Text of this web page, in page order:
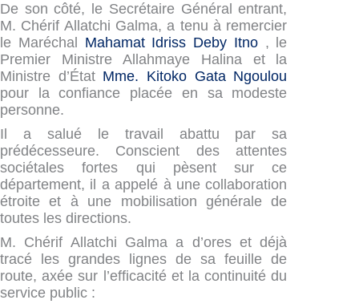
De son côté, le Secrétaire Général entrant,
M. Chérif Allatchi Galma, a tenu à remercier
le Maréchal Mahamat Idriss Deby Itno, le
Premier Ministre Allahmaye Halina et la
Ministre d’État Mme. Kitoko Gata Ngoulou
pour la confiance placée en sa modeste
personne.
Il a salué le travail abattu par sa
prédécesseure. Conscient des attentes
sociétales fortes qui pèsent sur ce
département, il a appelé à une collaboration
étroite et à une mobilisation générale de
toutes les directions.
M. Chérif Allatchi Galma a d’ores et déjà
tracé les grandes lignes de sa feuille de
route, axée sur l’efficacité et la continuité du
service public :